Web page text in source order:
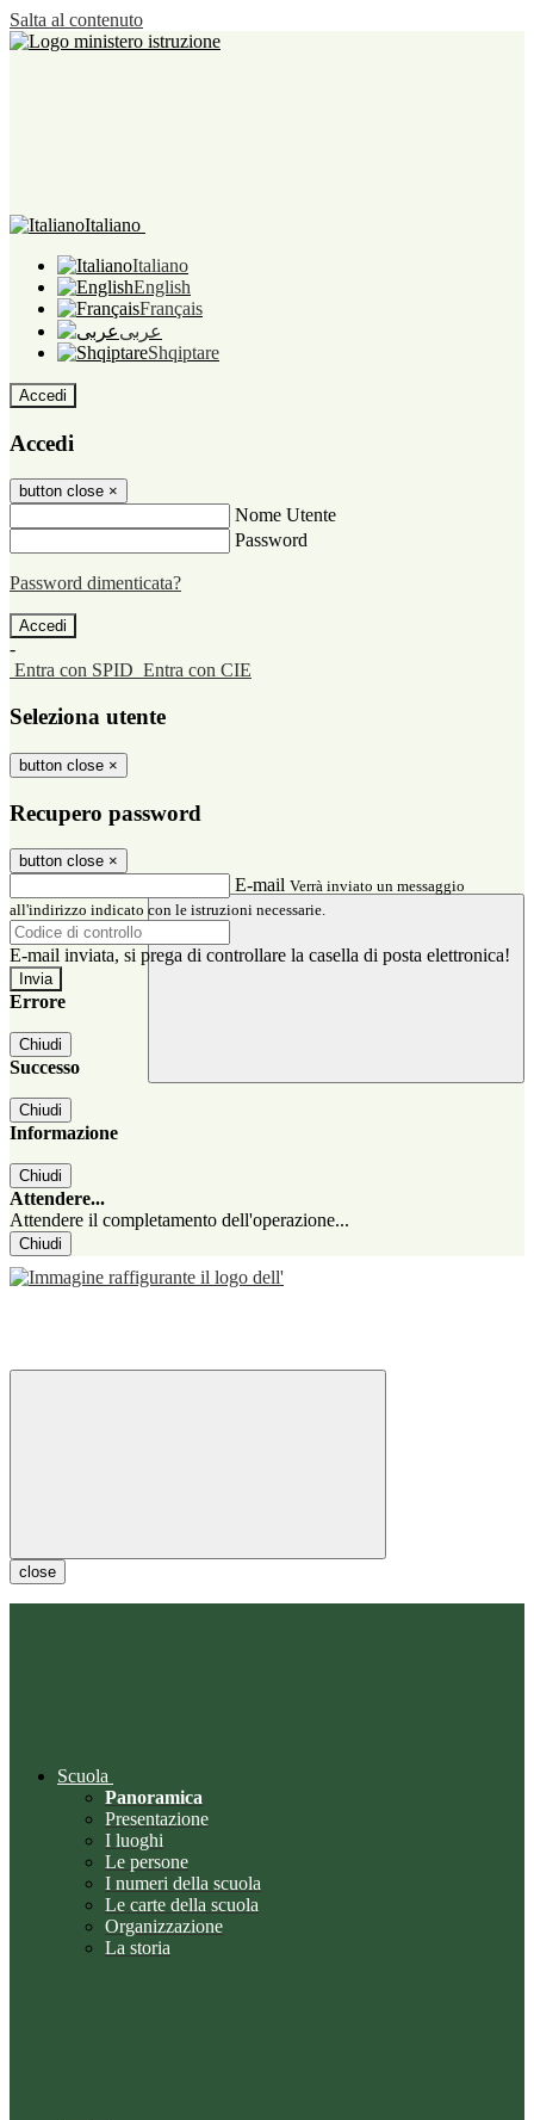
Salta al contenuto
Italiano
Italiano
English
Français
عربى
Shqiptare
Accedi
Accedi
button close ×
Nome Utente
Password
Password dimenticata?
-
Entra con SPID Entra con CIE
Seleziona utente
button close ×
Recupero password
button close ×
E-mail Verrà inviato un messaggio
all'indirizzo indicato con le istruzioni necessarie.
E-mail inviata, si prega di controllare la casella di posta elettronica!
Errore
Chiudi
Successo
Chiudi
Informazione
Chiudi
Attendere...
Attendere il completamento dell'operazione...
Chiudi
close
Scuola
Panoramica
Presentazione
I luoghi
Le persone
I numeri della scuola
Le carte della scuola
Organizzazione
La storia